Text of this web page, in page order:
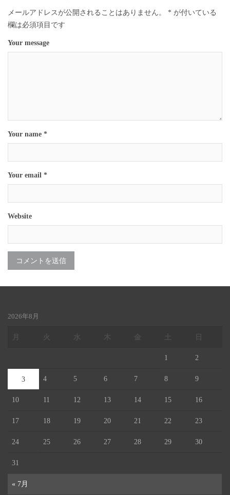
メールアドレスが公開されることはありません。 * が付いている
欄は必須項目です
Your message
Your name *
Your email *
Website
2026年8月
« 7月
1 2
3 4 5 6 7 8 9
10 11 12 13 14 15 16
17 18 19 20 21 22 23
24 25 26 27 28 29 30
31